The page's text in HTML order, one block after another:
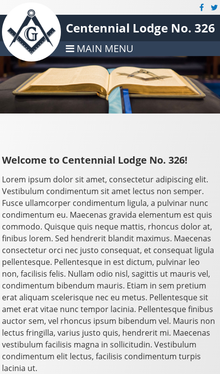
Centennial Lodge No. 326
MAIN MENU
Welcome to Centennial Lodge No. 326!
Lorem ipsum dolor sit amet, consectetur adipiscing elit.
Vestibulum condimentum sit amet lectus non semper.
Fusce ullamcorper condimentum ligula, a pulvinar nunc
condimentum eu. Maecenas gravida elementum est quis
commodo. Quisque quis neque mattis, rhoncus dolor at,
finibus lorem. Sed hendrerit blandit maximus. Maecenas
consectetur orci nec justo consequat, et consequat ligula
pellentesque. Pellentesque in est dictum, pulvinar leo
non, facilisis felis. Nullam odio nisl, sagittis ut mauris vel,
condimentum bibendum mauris. Etiam in sem pretium
erat aliquam scelerisque nec eu metus. Pellentesque sit
amet erat vitae nunc tempor lacinia. Pellentesque finibus
auctor sem, vel rhoncus ipsum bibendum vel. Mauris non
lectus fringilla, varius justo quis, hendrerit mi. Maecenas
vestibulum facilisis magna in sollicitudin. Vestibulum
condimentum elit lectus, facilisis condimentum turpis
lacinia ut.